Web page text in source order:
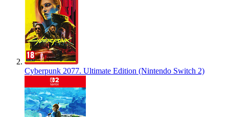
Cyberpunk 2077. Ultimate Edition (Nintendo Switch 2)